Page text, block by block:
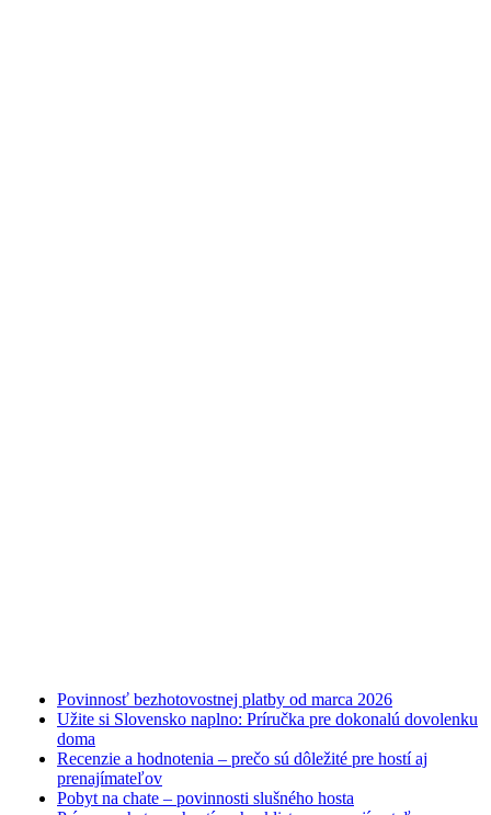
Povinnosť bezhotovostnej platby od marca 2026
Užite si Slovensko naplno: Príručka pre dokonalú dovolenku
doma
Recenzie a hodnotenia – prečo sú dôležité pre hostí aj
prenajímateľov
Pobyt na chate – povinnosti slušného hosta